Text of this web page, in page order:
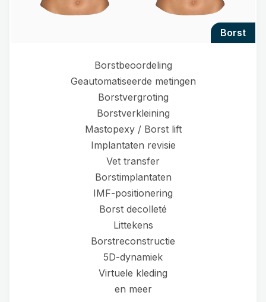
borst
Borstbeoordeling
Geautomatiseerde metingen
Borstvergroting
Borstverkleining
Mastopexy / Borst lift
Implantaten revisie
Vet transfer
Borstimplantaten
IMF-positionering
Borst decolleté
Littekens
Borstreconstructie
5D-dynamiek
Virtuele kleding
en meer